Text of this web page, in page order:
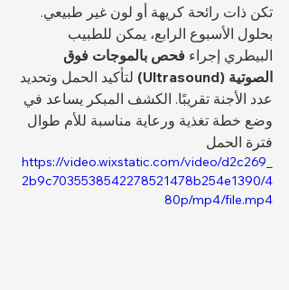
تكن ذات رائحة كريهة أو لون غير طبيعي.
بحلول الأسبوع الرابع، يمكن للطبيب
البيطري إجراء فحص بالموجات فوق
الصوتية (Ultrasound)
لتأكيد الحمل وتحديد
عدد الأجنة تقريبًا. الكشف المبكر يساعد في
وضع خطة تغذية ورعاية مناسبة للأم طوال
فترة الحمل
https://video.wixstatic.com/video/d2c269_
2b9c7035538542278521478b254e1390/4
80p/mp4/file.mp4